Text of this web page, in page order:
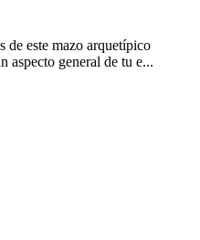
de este mazo arquetípico
aspecto general de tu e...